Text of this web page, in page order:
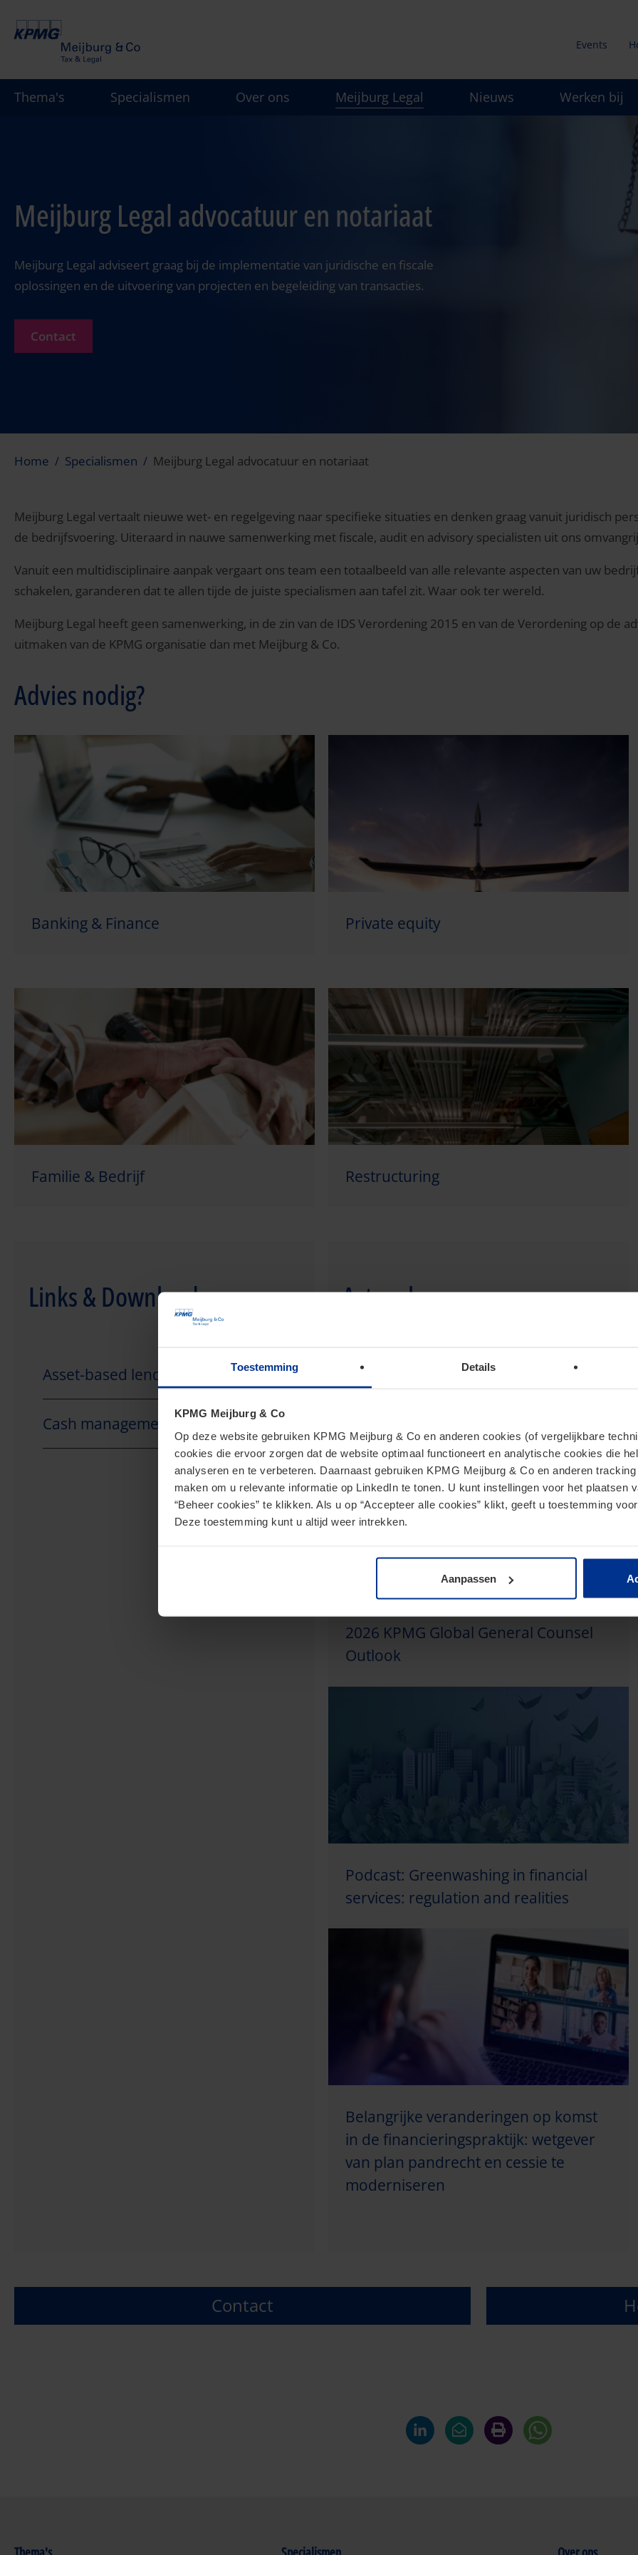
Toestemming Details
KPMG Meijburg & Co
Op deze website gebruiken KPMG Meijburg & Co en anderen cookies (of vergelijkbare
cookies die ervoor zorgen dat de website optimaal functioneert en analytische cookies die
analyseren en te verbeteren. Daarnaast gebruiken KPMG Meijburg & Co en anderen
maken om u relevante informatie op LinkedIn te tonen. U kunt instellingen voor het plaatsen
“Beheer cookies” te klikken. Als u op “Accepteer alle cookies” klikt, geeft u toestemming
Deze toestemming kunt u altijd weer intrekken.
Aanpassen
gaan
menu
Events
Thema's Specialismen Over ons Meijburg Legal Nieuws Werken bij
Meijburg Legal advocatuur en notariaat
Meijburg Legal adviseert graag bij de implementatie van juridische en fiscale
oplossingen en de uitvoering van projecten en begeleiding van transacties.
Contact
Home Specialismen Meijburg Legal advocatuur en notariaat
Meijburg Legal vertaalt nieuwe wet- en regelgeving naar specifieke situaties en denken graag vanuit juridisch
de bedrijfsvoering. Uiteraard in nauwe samenwerking met fiscale, audit en advisory specialisten uit ons
Vanuit een multidisciplinaire aanpak vergaart ons team een totaalbeeld van alle relevante aspecten van uw
schakelen, garanderen dat te allen tijde de juiste specialismen aan tafel zit. Waar ook ter wereld.
Meijburg Legal heeft geen samenwerking, in de zin van de IDS Verordening 2015 en van de Verordening op de
uitmaken van de KPMG organisatie dan met Meijburg & Co.
Advies nodig?
Banking & Finance Private equity
Familie & Bedrijf Restructuring
Links & Downloads
Asset-based lending brochure
Cash management en ESG
Actueel
Nieuws Legal
2026 KPMG Global General Counsel
Outlook
Podcast: Greenwashing in financial
services: regulation and realities
Belangrijke veranderingen op komst
in de financieringspraktijk: wetgever
van plan pandrecht en cessie te
moderniseren
Contact